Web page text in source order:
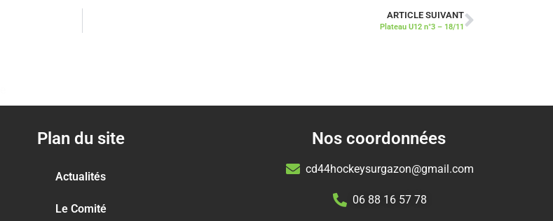
ARTICLE SUIVANT
Plateau U12 n°3 – 18/11
Plan du site
Actualités
Le Comité
Nos coordonnées
cd44hockeysurgazon@gmail.com
06 88 16 57 78